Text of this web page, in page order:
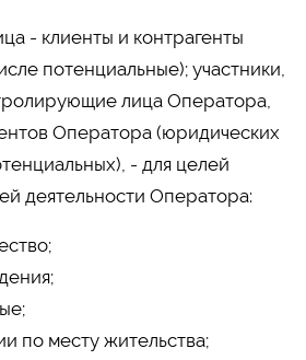
- клиенты и контрагенты
потенциальные); участники,
лица Оператора,
Оператора (юридических
- для целей
деятельности Оператора:
по месту жительства;